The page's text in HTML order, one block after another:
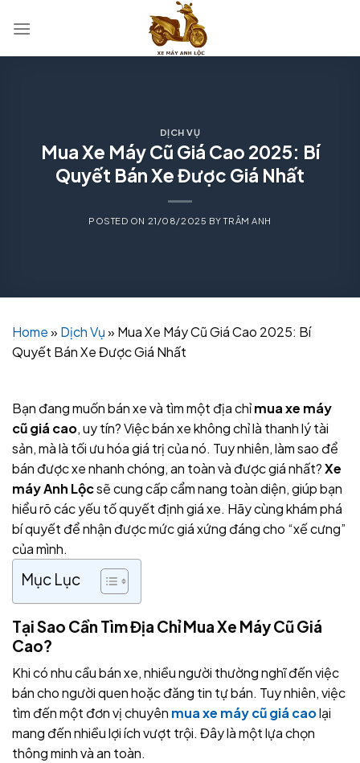
DỊCH VỤ
Mua Xe Máy Cũ Giá Cao 2025: Bí
Quyết Bán Xe Được Giá Nhất
POSTED ON 21/08/2025 BYTRÂM ANH
Home» Dịch Vụ» Mua Xe Máy Cũ Giá Cao 2025: Bí
Quyết Bán Xe Được Giá Nhất
Bạn đang muốn bán xe và tìm một địa chỉmua xe máy
cũ giá cao, uy tín? Việc bán xe không chỉ là thanh lý tài
sản, mà là tối ưu hóa giá trị của nó. Tuy nhiên, làm sao để
bán được xe nhanh chóng, an toàn và được giá nhất?Xe
máy Anh Lộcsẽ cung cấp cẩm nang toàn diện, giúp bạn
hiểu rõ các yếu tố quyết định giá xe. Hãy cùng khám phá
bí quyết để nhận được mức giá xứng đáng cho “xế cưng”
của mình.
Mục Lục
Tại Sao Cần Tìm Địa Chỉ Mua Xe Máy Cũ Giá
Cao?
Khi có nhu cầu bán xe, nhiều người thường nghĩ đến việc
bán cho người quen hoặc đăng tin tự bán. Tuy nhiên, việc
tìm đến một đơn vị chuyên mua xe máy cũ giá caolại
mang đến nhiều lợi ích vượt trội. Đây là một lựa chọn
thông minh và an toàn.